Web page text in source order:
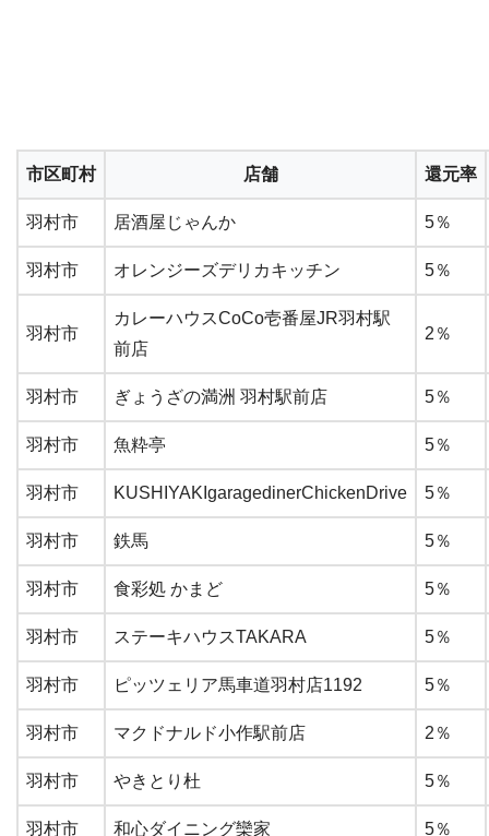
市区町村 店舗 還元率
羽村市 居酒屋じゃんか 5％
羽村市 オレンジーズデリカキッチン 5％
羽村市
カレーハウスCoCo壱番屋JR羽村駅
前店
2％
羽村市 ぎょうざの満洲 羽村駅前店 5％
羽村市 魚粋亭 5％
羽村市 KUSHIYAKIgaragedinerChickenDrive 5％
羽村市 鉄馬 5％
羽村市 食彩処 かまど 5％
羽村市 ステーキハウスTAKARA 5％
羽村市 ピッツェリア馬車道羽村店1192 5％
羽村市 マクドナルド小作駅前店 2％
羽村市 やきとり杜 5％
羽村市 和心ダイニング欒家 5％